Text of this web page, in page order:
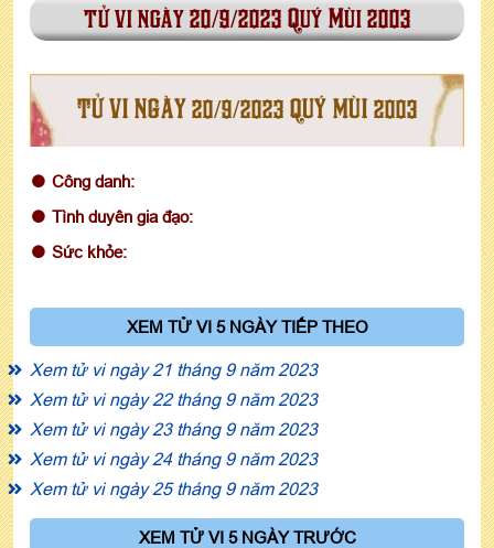
tử vi ngày 20/9/2023 Quý Mùi 2003
TỬ VI NGÀY 20/9/2023 QUÝ MÙI 2003
Công danh:
Tình duyên gia đạo:
Sức khỏe:
XEM TỬ VI 5 NGÀY TIẾP THEO
Xem tử vi ngày 21 tháng 9 năm 2023
Xem tử vi ngày 22 tháng 9 năm 2023
Xem tử vi ngày 23 tháng 9 năm 2023
Xem tử vi ngày 24 tháng 9 năm 2023
Xem tử vi ngày 25 tháng 9 năm 2023
XEM TỬ VI 5 NGÀY TRƯỚC